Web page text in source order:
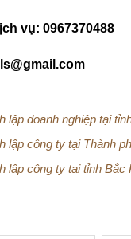
vụ: 0967370488
lập doanh nghiệp tại
lập công ty tại Thành
lập công ty tại tỉnh Bắc